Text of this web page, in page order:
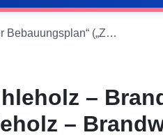
WFS XPlanung BPL „Zum Mühleholz – Brandweiher Bebauungsplan“ („Zum Mühleholz – Brandweiher Bebauungsplan“)
–
–